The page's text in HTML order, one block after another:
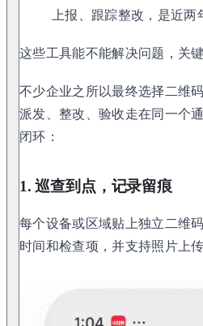
上报、跟踪整改，是近
这些工具能不能解决问题，关
不少企业之所以最终选择二维
派发、整改、验收走在同一个
闭环：
1. 巡查到点，记录留痕
每个设备或区域贴上独立二维
时间和检查项，并支持照片上